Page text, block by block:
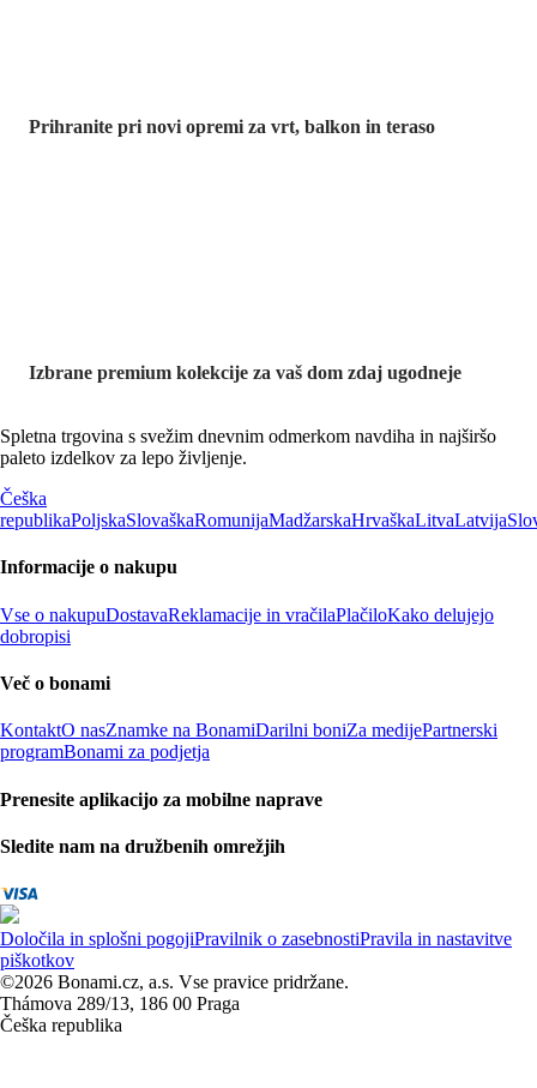
Prihranite pri novi opremi za vrt, balkon in teraso
Izbrane premium kolekcije za vaš dom zdaj ugodneje
Spletna trgovina s svežim dnevnim odmerkom navdiha in najširšo
paleto izdelkov za lepo življenje.
Češka
republikaPoljskaSlovaškaRomunijaMadžarskaHrvaškaLitvaLatvija
Informacije o nakupu
Vse o nakupuDostavaReklamacije in vračilaPlačiloKako delujejo
dobropisi
Več o bonami
KontaktO nasZnamke na BonamiDarilni boniZa medijePartnerski
programBonami za podjetja
Prenesite aplikacijo za mobilne naprave
Sledite nam na družbenih omrežjih
Določila in splošni pogojiPravilnik o zasebnostiPravila in nastavitve
piškotkov
©2026 Bonami.cz, a.s. Vse pravice pridržane.
Thámova 289/13, 186 00 Praga
Češka republika